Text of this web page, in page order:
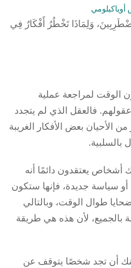
وَلِمَاذَا تَخْطُرُ أَفْكَارٌ فِي
الوقت لمراجعة عملية
فالعقل الذي لم يتجدد
الأحيان بعض الأفكار الغريبة
بالسلبية.
أشخاص يعتقدون دائمًا أنه
أو سياسة جديدة، فإنها ستكون
طوال الوقت، وبالتالي
بالجميع، لأن هذه هي طريقة
أن تجد شخصًا يتوقف عن